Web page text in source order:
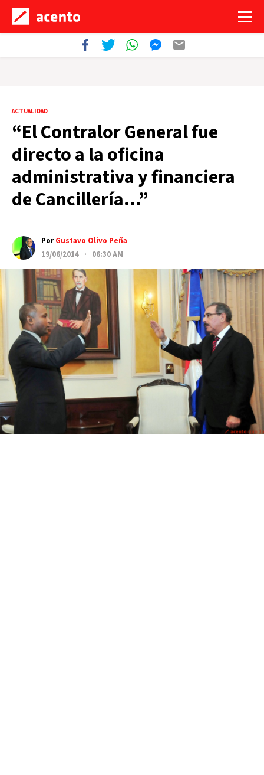
ACTUALIDAD
“El Contralor General fue
directo a la oficina
administrativa y financiera
de Cancillería…”
PorGustavo Olivo Peña
19/06/2014 · 06:30 AM